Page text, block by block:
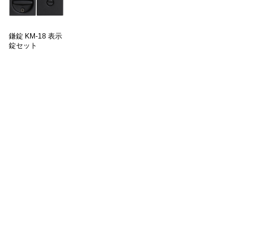
鎌錠 KM-18 表示
錠セット